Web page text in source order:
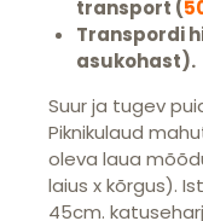
transport (
Transpordi
asukohast).
Suur ja tugev
Piknikulaud
oleva laua
laius x kõrgus).
45cm.